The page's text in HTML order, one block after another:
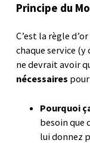
Principe du
C’est la règle
chaque service
ne devrait avoir
nécessaires
Pourquoi
besoin que
lui donnez